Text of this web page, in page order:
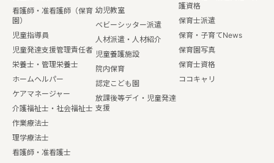
看護師・准看護師（保育
園）
児童指導員
児童発達支援管理責任者
栄養士・管理栄養士
ホームヘルパー
ケアマネージャー
介護福祉士・社会福祉士
作業療法士
理学療法士
看護師・准看護士
幼児教室
ベビーシッター派遣
人材派遣・人材紹介
児童養護施設
院内保育
認定こども園
放課後等デイ・児童発達
支援
護資格
保育士派遣
保育・子育てNews
保育園写真
保育士資格
ココキャリ